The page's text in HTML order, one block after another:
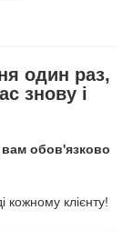
один раз,
знову і
вам обов'язково
клієнту!